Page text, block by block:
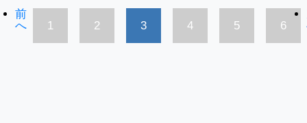
前
へ
1 2 3 4 5 6